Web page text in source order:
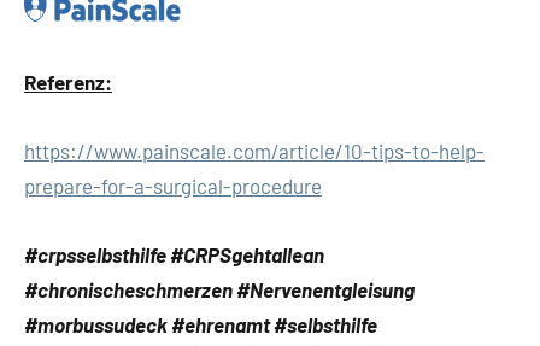
Referenz:
https://www.painscale.com/article/10-tips-to-help-
prepare-for-a-surgical-procedure
#crpsselbsthilfe #CRPSgehtallean
#chronischeschmerzen #Nervenentgleisung
#morbussudeck #ehrenamt #selbsthilfe